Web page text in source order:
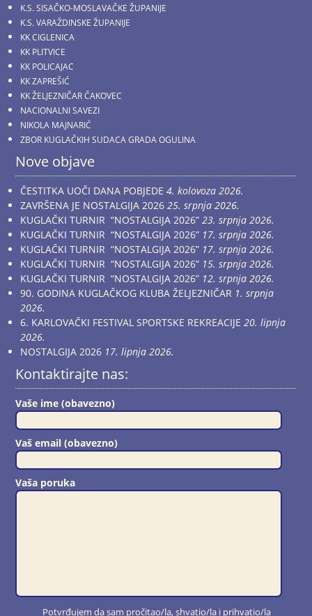
K.S. SISAČKO-MOSLAVAČKE ŽUPANIJE
K.S. VARAŽDINSKE ŽUPANIJE
KK CIGLENICA
KK PLITVICE
KK POLICAJAC
KK ZAPREŠIĆ
KK ŽELJEZNIČAR ČAKOVEC
NACIONALNI SAVEZI
NIKOLA MAJNARIĆ
ZBOR KUGLAČKIH SUDACA GRADA OGULINA
Nove objave
ČESTITKA UOČI DANA POBJEDE 4. kolovoza 2026.
ZAVRŠENA JE NOSTALGIJA 2026 25. srpnja 2026.
KUGLAČKI TURNIR “NOSTALGIJA 2026” 23. srpnja 2026.
KUGLAČKI TURNIR “NOSTALGIJA 2026” 17. srpnja 2026.
KUGLAČKI TURNIR “NOSTALGIJA 2026” 17. srpnja 2026.
KUGLAČKI TURNIR “NOSTALGIJA 2026” 15. srpnja 2026.
KUGLAČKI TURNIR “NOSTALGIJA 2026” 12. srpnja 2026.
90. GODINA KUGLAČKOG KLUBA ŽELJEZNIČAR 1. srpnja
2026.
6. KARLOVAČKI FESTIVAL SPORTSKE REKREACIJE 20. lipnja
2026.
NOSTALGIJA 2026 17. lipnja 2026.
Kontaktirajte nas:
Vaše ime (obavezno)
Vaš email (obavezno)
Vaša poruka
Potvrđujem da sam pročitao/la, shvatio/la i prihvatio/la